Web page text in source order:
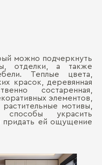
можно подчеркнуть
отделки, а также
Теплые цвета,
красок, деревянная
состаренная,
элементов,
мотивы,
украсить
придать ей ощущение